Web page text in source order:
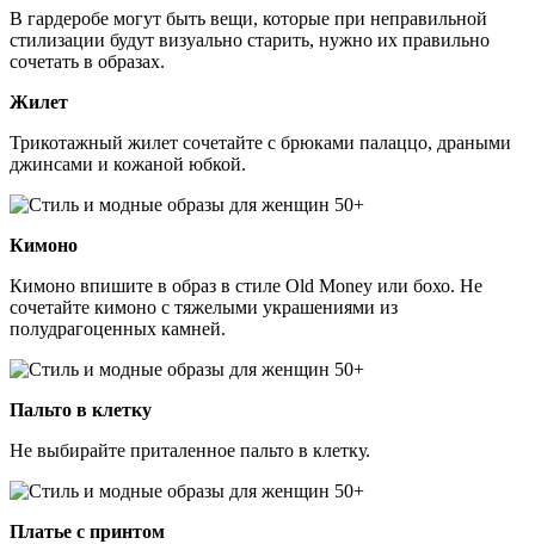
В гардеробе могут быть вещи, которые при неправильной
стилизации будут визуально старить, нужно их правильно
сочетать в образах.
Жилет
Трикотажный жилет сочетайте с брюками палаццо, драными
джинсами и кожаной юбкой.
Кимоно
Кимоно впишите в образ в стиле Old Money или бохо. Не
сочетайте кимоно с тяжелыми украшениями из
полудрагоценных камней.
Пальто в клетку
Не выбирайте приталенное пальто в клетку.
Платье с принтом